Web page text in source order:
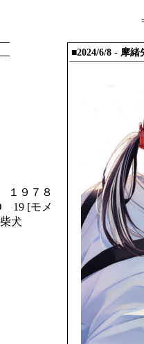
１９７８
19 [モメ
犬
■2024/6/8 - 摩緒